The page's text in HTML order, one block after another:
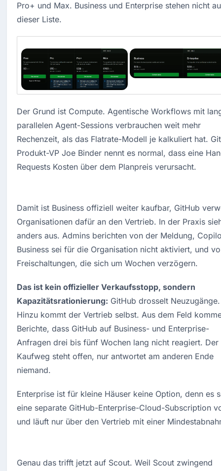
Pro+ und Max. Business und Enterprise stehen nicht
dieser Liste.
Der Grund ist Compute. Agentische Workflows mit
parallelen Agent-Sessions verbrauchen weit mehr
Rechenzeit, als das Flatrate-Modell je kalkuliert hat.
Produkt-VP Joe Binder nennt es normal, dass eine
Requests Kosten über dem Planpreis verursacht.
Damit ist Business offiziell weiter kaufbar, GitHub
Organisationen dafür an den Vertrieb. In der Praxis
anders aus. Admins berichten von der Meldung,
Business sei für die
Freischaltungen, die sich um Wochen verzögern.
Das ist kein offizieller
Kapazitätsrationierung: GitHub drosselt Neuzugänge.
Hinzu kommt der Vertrieb selbst. Aus dem Feld
Berichte, dass GitHub auf Business- und Enterprise-
Anfragen drei bis fünf Wochen lang nicht reagiert. Der
Kaufweg steht offen, nur antwortet am anderen Ende
niemand.
Enterprise ist für kleine Häuser keine Option, denn es
eine separate GitHub-Enterprise-Cloud-Subscription
und läuft nur über den Vertrieb mit einer
Genau das trifft jetzt auf Scout. Weil Scout zwingend